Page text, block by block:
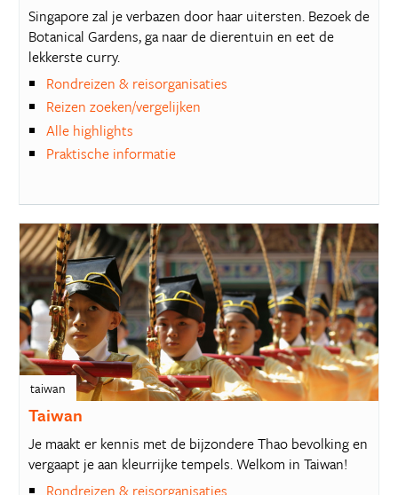
Singapore zal je verbazen door haar uitersten. Bezoek de
Botanical Gardens, ga naar de dierentuin en eet de
lekkerste curry.
Rondreizen & reisorganisaties
Reizen zoeken/vergelijken
Alle highlights
Praktische informatie
taiwan
Taiwan
Je maakt er kennis met de bijzondere Thao bevolking en
vergaapt je aan kleurrijke tempels. Welkom in Taiwan!
Rondreizen & reisorganisaties